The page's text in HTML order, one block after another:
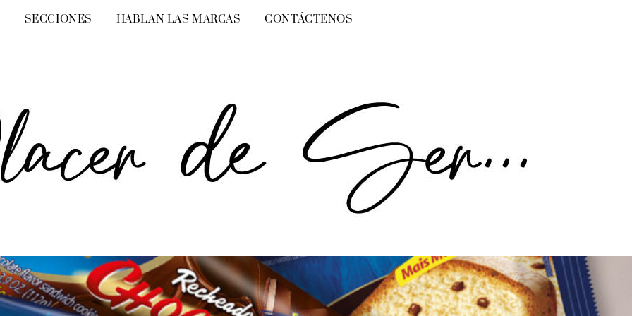
SECCIONES HABLAN LAS MARCAS CONTÁCTENOS